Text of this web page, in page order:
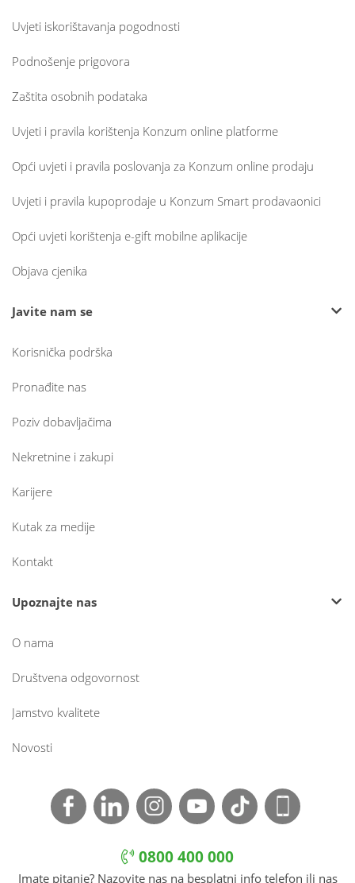
Uvjeti iskorištavanja pogodnosti
Podnošenje prigovora
Zaštita osobnih podataka
Uvjeti i pravila korištenja Konzum online platforme
Opći uvjeti i pravila poslovanja za Konzum online prodaju
Uvjeti i pravila kupoprodaje u Konzum Smart prodavaonici
Opći uvjeti korištenja e-gift mobilne aplikacije
Objava cjenika
Javite nam se
Korisnička podrška
Pronađite nas
Poziv dobavljačima
Nekretnine i zakupi
Karijere
Kutak za medije
Kontakt
Upoznajte nas
O nama
Društvena odgovornost
Jamstvo kvalitete
Novosti
0800 400 000
Imate pitanje? Nazovite nas na besplatni info telefon ili nas